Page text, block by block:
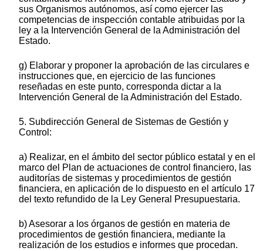
sus Organismos autónomos, así como ejercer las
competencias de inspección contable atribuidas por la
ley a la Intervención General de la Administración del
Estado.
g) Elaborar y proponer la aprobación de las circulares e
instrucciones que, en ejercicio de las funciones
reseñadas en este punto, corresponda dictar a la
Intervención General de la Administración del Estado.
5. Subdirección General de Sistemas de Gestión y
Control:
a) Realizar, en el ámbito del sector público estatal y en el
marco del Plan de actuaciones de control financiero, las
auditorías de sistemas y procedimientos de gestión
financiera, en aplicación de lo dispuesto en el artículo 17
del texto refundido de la Ley General Presupuestaria.
b) Asesorar a los órganos de gestión en materia de
procedimientos de gestión financiera, mediante la
realización de los estudios e informes que procedan.